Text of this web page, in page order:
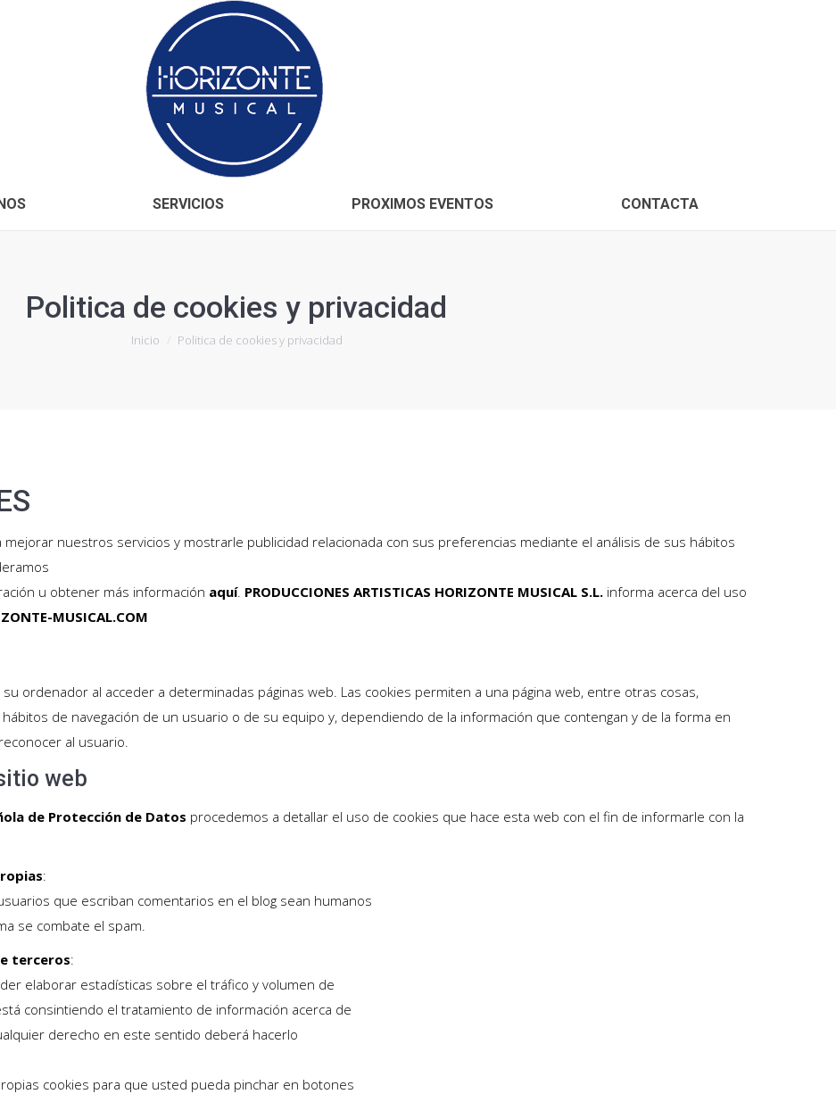
SERVICIOS PROXIMOS EVENTOS CONTACTA
Politica de cookies y privacidad
Estás aquí:
Inicio Politica de cookies y privacidad
nuestros servicios y mostrarle publicidad relacionada con sus preferencias mediante el análisis de sus hábitos
u obtener más información aquí. PRODUCCIONES ARTISTICAS HORIZONTE MUSICAL S.L. informa acerca del uso
MUSICAL.COM
ordenador al acceder a determinadas páginas web. Las cookies permiten a una página web, entre otras cosas,
de navegación de un usuario o de su equipo y, dependiendo de la información que contengan y de la forma en
al usuario.
web
de Protección de Datos procedemos a detallar el uso de cookies que hace esta web con el fin de informarle con la
:
que escriban comentarios en el blog sean humanos
se combate el spam.
terceros:
elaborar estadísticas sobre el tráfico y volumen de
consintiendo el tratamiento de información acerca de
derecho en este sentido deberá hacerlo
cookies para que usted pueda pinchar en botones
CONÓCENOS